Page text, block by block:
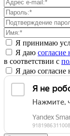
Я принимаю
Я даю
в соответствии с
Я даю согласие